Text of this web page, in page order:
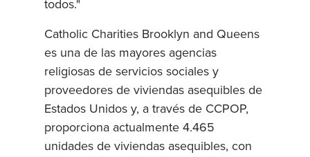
todos."
Catholic Charities Brooklyn and Queens
es una de las mayores agencias
religiosas de servicios sociales y
proveedores de viviendas asequibles de
Estados Unidos y, a través de CCPOP,
proporciona actualmente 4.465
unidades de viviendas asequibles, con